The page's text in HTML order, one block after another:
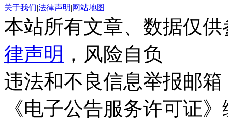
关于我们|法律声明|网站地图
本站所有文章、数据仅
律声明 ，风险自负
违法和不良信息举报邮箱
《电子公告服务许可证